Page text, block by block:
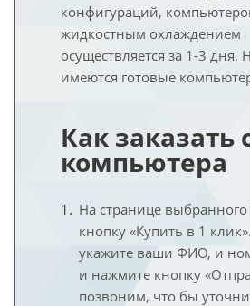
конфигураций,
жидкостным охлаждением
осуществляется за 1-3 дня.
имеются готовые
Как заказать
компьютера
На странице
кнопку «Купить в 1
укажите ваши ФИО, и
и нажмите кнопку
позвоним, что бы